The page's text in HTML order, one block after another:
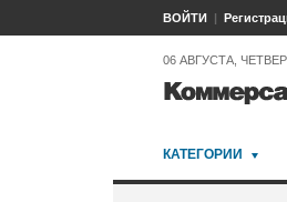
ВОЙТИ
06 АВГУСТА,
КАТЕГОРИИ